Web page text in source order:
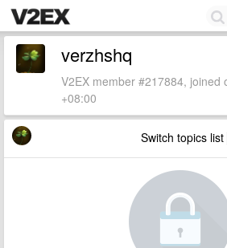
verzhshq
V2EX member #217884, joined
+08:00
Switch topics list